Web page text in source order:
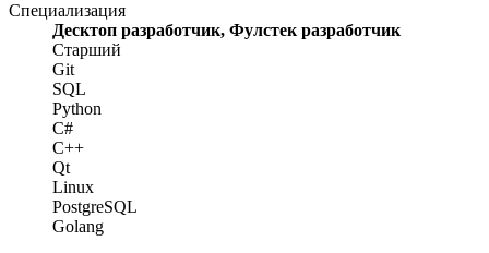
Специализация
Десктоп разработчик, Фулстек разработчик
Старший
Git
SQL
Python
C#
C++
Qt
Linux
PostgreSQL
Golang